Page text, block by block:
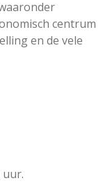
centrum
en de vele
uur.